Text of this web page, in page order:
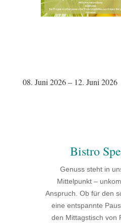
08. Juni 2026 – 12. Juni 2026
Bistro
Genuss steht in
Mittelpunkt –
Anspruch. Ob für den
eine entspannte
den Mittagstisch von